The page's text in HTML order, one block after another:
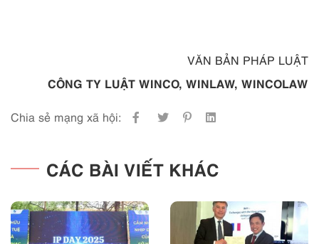
VĂN BẢN PHÁP LUẬT
CÔNG TY LUẬT WINCO, WINLAW, WINCOLAW
Chia sẻ mạng xã hội:
CÁC BÀI VIẾT KHÁC